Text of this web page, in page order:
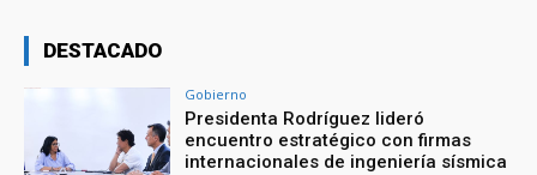
DESTACADO
Gobierno
Presidenta Rodríguez lideró
encuentro estratégico con firmas
internacionales de ingeniería sísmica